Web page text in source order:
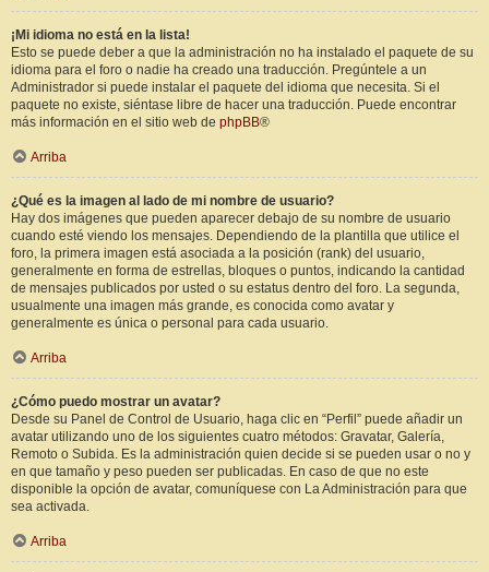
¡Mi idioma no está en la lista!
Esto se puede deber a que la administración no ha instalado el paquete de su
idioma para el foro o nadie ha creado una traducción. Pregúntele a un
Administrador si puede instalar el paquete del idioma que necesita. Si el
paquete no existe, siéntase libre de hacer una traducción. Puede encontrar
más información en el sitio web de phpBB®
Arriba
¿Qué es la imagen al lado de mi nombre de usuario?
Hay dos imágenes que pueden aparecer debajo de su nombre de usuario
cuando esté viendo los mensajes. Dependiendo de la plantilla que utilice el
foro, la primera imagen está asociada a la posición (rank) del usuario,
generalmente en forma de estrellas, bloques o puntos, indicando la cantidad
de mensajes publicados por usted o su estatus dentro del foro. La segunda,
usualmente una imagen más grande, es conocida como avatar y
generalmente es única o personal para cada usuario.
Arriba
¿Cómo puedo mostrar un avatar?
Desde su Panel de Control de Usuario, haga clic en “Perfil” puede añadir un
avatar utilizando uno de los siguientes cuatro métodos: Gravatar, Galería,
Remoto o Subida. Es la administración quien decide si se pueden usar o no y
en que tamaño y peso pueden ser publicadas. En caso de que no este
disponible la opción de avatar, comuníquese con La Administración para que
sea activada.
Arriba